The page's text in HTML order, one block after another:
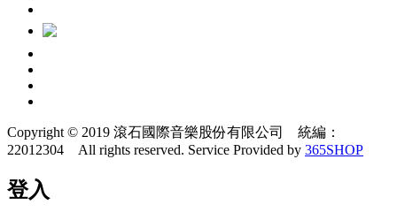
Copyright © 2019 滾石國際音樂股份有限公司 統編：
22012304 All rights reserved. Service Provided by 365SHOP
登入